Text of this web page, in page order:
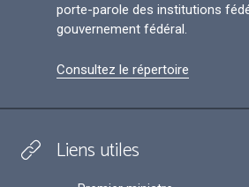
porte-parole des institutions
gouvernement fédéral.
Consultez le répertoire
Liens utiles